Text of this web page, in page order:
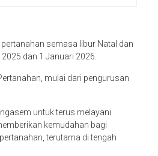
semasa libur Natal dan
dan 1 Januari 2026.
mulai dari pengurusan
untuk terus melayani
kemudahan bagi
terutama di tengah